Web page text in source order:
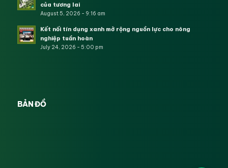
của tương lai
August 5, 2026 - 9:16 am
Kết nối tín dụng xanh mở rộng nguồn lực cho nông
nghiệp tuần hoàn
July 24, 2026 - 5:00 pm
BẢN ĐỒ